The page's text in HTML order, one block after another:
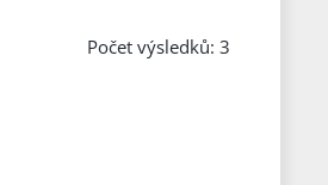
Počet výsledků: 3